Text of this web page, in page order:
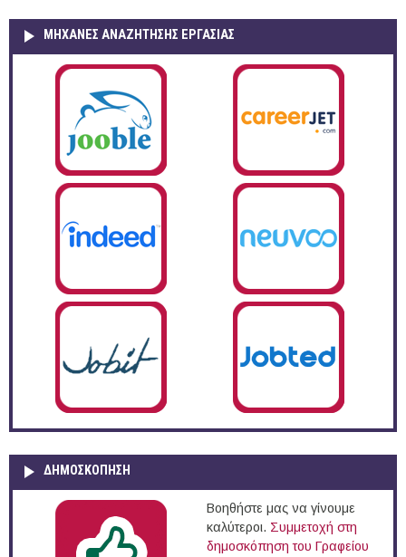
ΜΗΧΑΝΕΣ ΑΝΑΖΗΤΗΣΗΣ ΕΡΓΑΣΙΑΣ
ΔΗΜΟΣΚΌΠΗΣΗ
Βοηθήστε μας να γίνουμε
καλύτεροι. Συμμετοχή στη
δημοσκόπηση του Γραφείου